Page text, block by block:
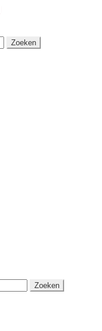
Zoeken
Zoeken